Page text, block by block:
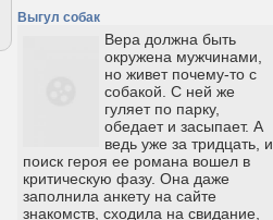
Выгул собак
Вера должна быть
окружена мужчинами,
но живет почему-то с
собакой. С ней же
гуляет по парку,
обедает и засыпает. А
ведь уже за тридцать, и
поиск героя ее романа вошел в
критическую фазу. Она даже
заполнила анкету на сайте
знакомств, сходила на свидание,